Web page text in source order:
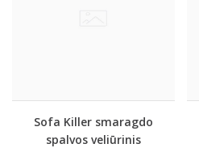
Sofa Killer smaragdo
spalvos veliūrinis